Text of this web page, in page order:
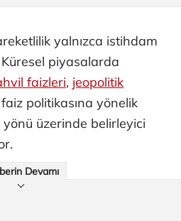
yalnızca istihdam
Küresel piyasalarda
faizleri, jeopolitik
politikasına yönelik
yönü üzerinde belirleyici
Devamı